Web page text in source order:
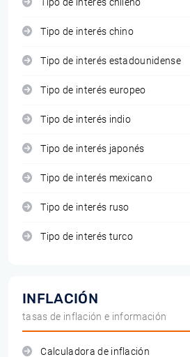
Tipo de interés chileno
Tipo de interés chino
Tipo de interés estadounidense
Tipo de interés europeo
Tipo de interés indio
Tipo de interés japonés
Tipo de interés mexicano
Tipo de interés ruso
Tipo de interés turco
INFLACIÓN
tasas de inflación e información
Calculadora de inflación